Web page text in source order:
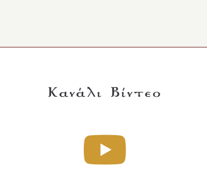
Κανάλι Βίντεο